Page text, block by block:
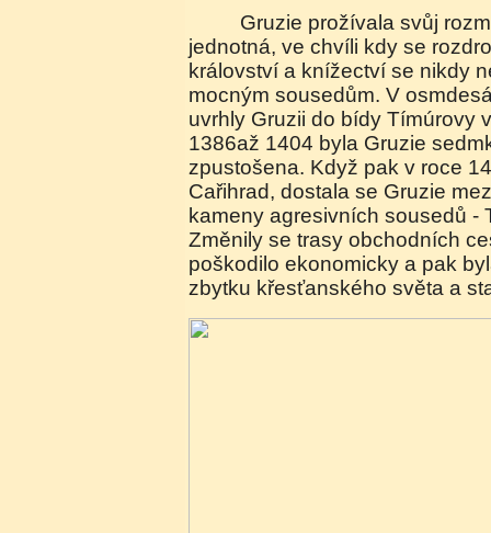
Gruzie prožívala svůj rozmach vždy když byla
jednotná, ve chvíli kdy se
království a knížectví se nikdy
mocným sousedům. V
uvrhly Gruzii do bídy Tímúrovy
1386až 1404 byla Gruzie
zpustošena. Když pak v roce
Cařihrad, dostala se Gruzie
kameny agresivních sousedů -
Změnily se trasy obchodních
poškodilo ekonomicky a pak
zbytku křesťanského světa a